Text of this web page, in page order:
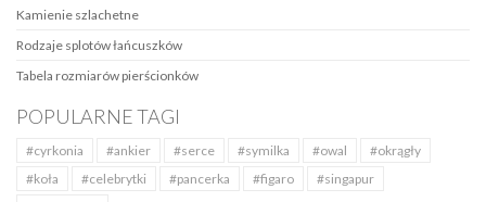
Kamienie szlachetne
Rodzaje splotów łańcuszków
Tabela rozmiarów pierścionków
POPULARNE TAGI
#cyrkonia #ankier #serce #symilka #owal
#okrągły
#koła
#celebrytki #pancerka #figaro
#singapur